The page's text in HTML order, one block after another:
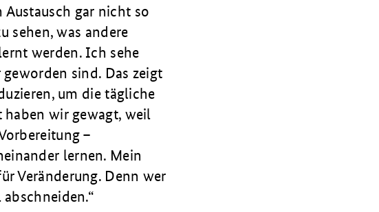
Aus­tausch gar nicht so
sehen, was andere
werden. Ich sehe
sind. Das zeigt
um die tägliche
haben wir ge­wagt, weil
–
lernen. Mein
Veränderung. Denn wer